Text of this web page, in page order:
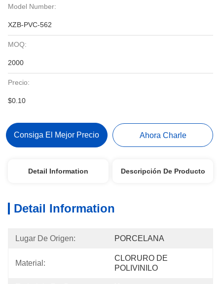
Model Number:
XZB-PVC-562
MOQ:
2000
Precio:
$0.10
Consiga El Mejor Precio Ahora Charle
Detail Information Descripción De Producto
Detail Information
Lugar De Origen: PORCELANA
Material:
CLORURO DE
POLIVINILO